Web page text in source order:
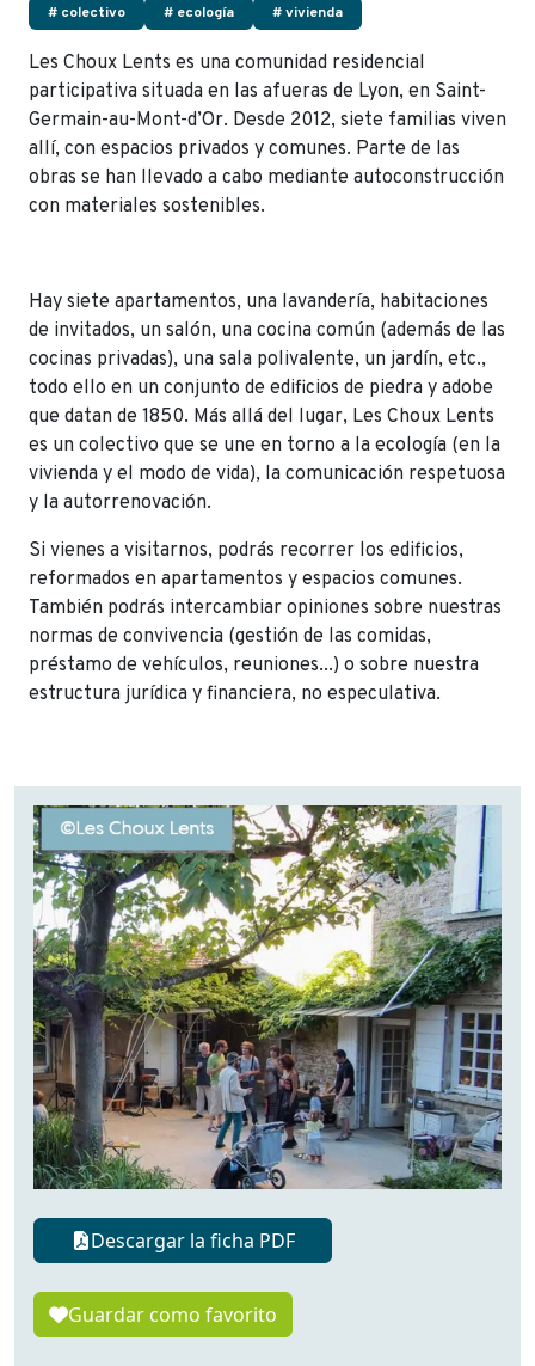
# colectivo # ecología # vivienda
Les Choux Lents es una comunidad residencial
participativa situada en las afueras de Lyon, en Saint-
Germain-au-Mont-d’Or. Desde 2012, siete familias viven
allí, con espacios privados y comunes. Parte de las
obras se han llevado a cabo mediante autoconstrucción
con materiales sostenibles.
Hay siete apartamentos, una lavandería, habitaciones
de invitados, un salón, una cocina común (además de las
cocinas privadas), una sala polivalente, un jardín, etc.,
todo ello en un conjunto de edificios de piedra y adobe
que datan de 1850. Más allá del lugar, Les Choux Lents
es un colectivo que se une en torno a la ecología (en la
vivienda y el modo de vida), la comunicación respetuosa
y la autorrenovación.
Si vienes a visitarnos, podrás recorrer los edificios,
reformados en apartamentos y espacios comunes.
También podrás intercambiar opiniones sobre nuestras
normas de convivencia (gestión de las comidas,
préstamo de vehículos, reuniones...) o sobre nuestra
estructura jurídica y financiera, no especulativa.
Descargar la ficha PDF
Guardar como favorito